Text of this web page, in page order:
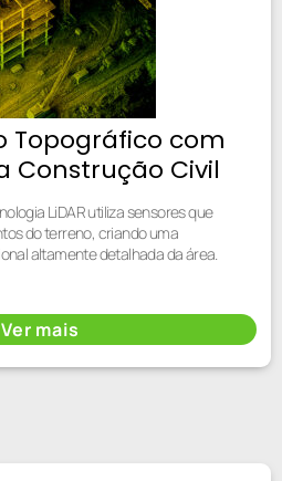
Topográfico com
Construção Civil
LiDAR utiliza sensores que
do terreno, criando uma
altamente detalhada da área.
Ver mais